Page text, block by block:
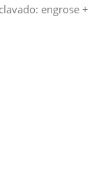
engrose +